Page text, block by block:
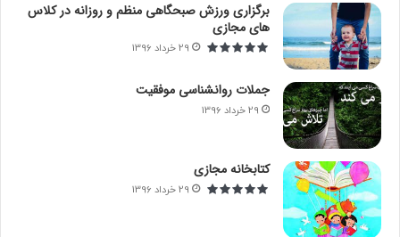
برگزاری ورزش صبحگاهی منظم و روزانه در کلاس
های مجازی
29 خرداد 1396
جملات روانشناسی موفقیت
29 خرداد 1396
کتابخانه مجازی
29 خرداد 1396